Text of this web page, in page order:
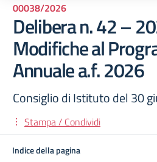
00038/2026
Delibera n. 42 –
Modifiche al
Annuale a.f. 2026
Consiglio di Istituto del 30
Stampa / Condividi
Indice della pagina